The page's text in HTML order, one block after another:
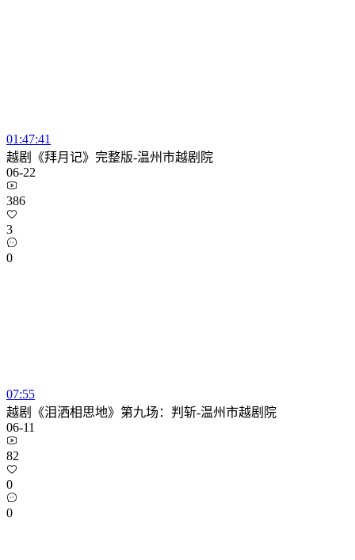
01:47:41
越剧《拜月记》完整版-温州市越剧院
06-22
386
3
0
07:55
越剧《泪洒相思地》第九场：判斩-温州市越剧院
06-11
82
0
0